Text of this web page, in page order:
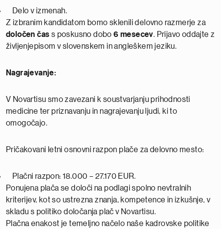
Delo v izmenah.
Z izbranim kandidatom bomo sklenili delovno razmerje za
določen čas s poskusno dobo6 mesecev. Prijavo oddajte z
življenjepisom v slovenskem in angleškem jeziku.
Nagrajevanje:
V Novartisu smo zavezani k soustvarjanju prihodnosti
medicine ter priznavanju in nagrajevanju ljudi, ki to
omogočajo.
Pričakovani letni osnovni razpon plače za delovno mesto:
Plačni razpon: 18.000 – 27.170 EUR.
Ponujena plača se določi na podlagi spolno nevtralnih
kriterijev, kot so ustrezna znanja, kompetence in izkušnje, v
skladu s politiko določanja plač v Novartisu.
Plačna enakost je temeljno načelo naše kadrovske politike